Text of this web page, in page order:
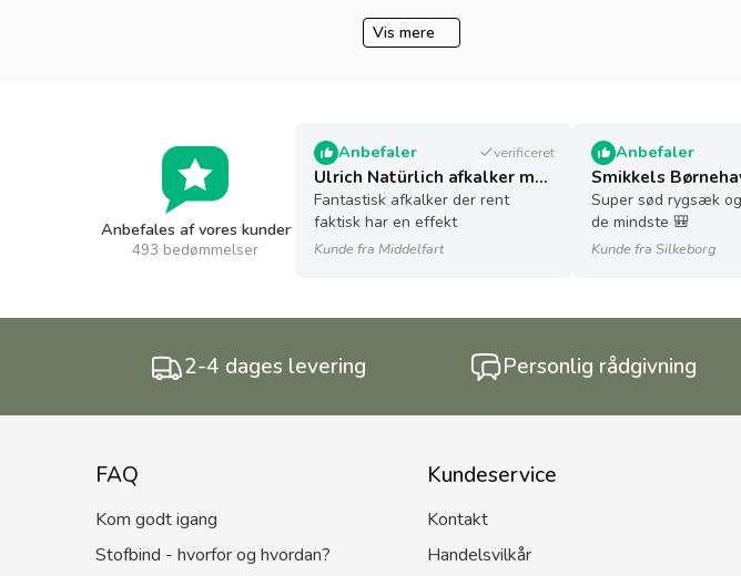
Vis mere
Anbefales af vores kunder
493 bedømmelser
Anbefaler verificeret
Ulrich Natürlich afkalker med mælkesyre - 5 l - økologisk
Fantastisk afkalker der rent
faktisk har en effekt
Kunde fra Middelfart
Anbefaler
Super sød rygsæk
de mindste 🎒
Kunde fra Silkeborg
2-4 dages levering Personlig rådgivning
FAQ
Kom godt igang
Stofbind - hvorfor og hvordan?
Kundeservice
Kontakt
Handelsvilkår